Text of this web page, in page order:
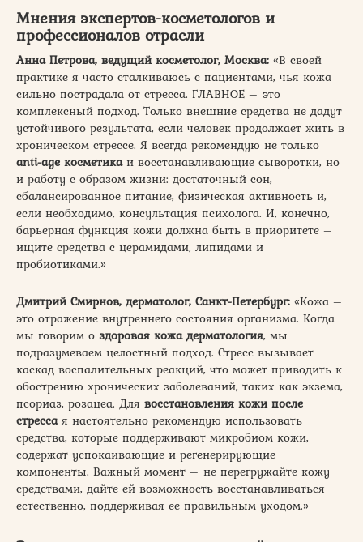
Мнения экспертов-косметологов и
профессионалов отрасли
Анна Петрова, ведущий косметолог, Москва: «В своей
практике я часто сталкиваюсь с пациентами, чья кожа
сильно пострадала от стресса. ГЛАВНОЕ – это
комплексный подход. Только внешние средства не дадут
устойчивого результата, если человек продолжает жить в
хроническом стрессе. Я всегда рекомендую не только
anti-age косметикаи восстанавливающие сыворотки, но
и работу с образом жизни: достаточный сон,
сбалансированное питание, физическая активность и,
если необходимо, консультация психолога. И, конечно,
барьерная функция кожи должна быть в приоритете –
ищите средства с церамидами, липидами и
пробиотиками.»
Дмитрий Смирнов, дерматолог, Санкт-Петербург: «Кожа –
это отражение внутреннего состояния организма. Когда
мы говорим о здоровая кожа дерматология, мы
подразумеваем целостный подход. Стресс вызывает
каскад воспалительных реакций, что может приводить к
обострению хронических заболеваний, таких как экзема,
псориаз, розацеа. Для восстановления кожи после
стрессая настоятельно рекомендую использовать
средства, которые поддерживают микробиом кожи,
содержат успокаивающие и регенерирующие
компоненты. Важный момент – не перегружайте кожу
средствами, дайте ей возможность восстанавливаться
естественно, поддерживая ее правильным уходом.»